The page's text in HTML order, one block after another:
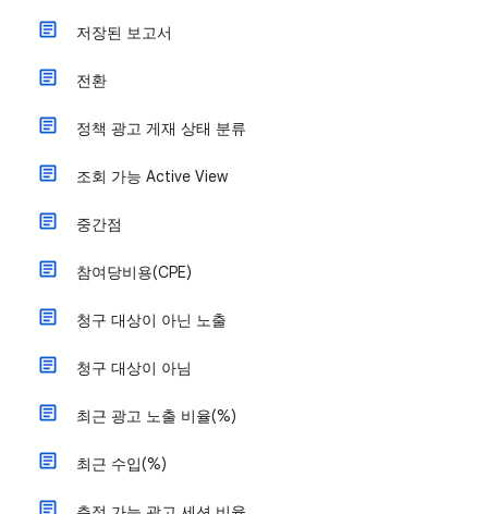
저장된 보고서
전환
정책 광고 게재 상태 분류
조회 가능 Active View
중간점
참여당비용(CPE)
청구 대상이 아닌 노출
청구 대상이 아님
최근 광고 노출 비율(%)
최근 수입(%)